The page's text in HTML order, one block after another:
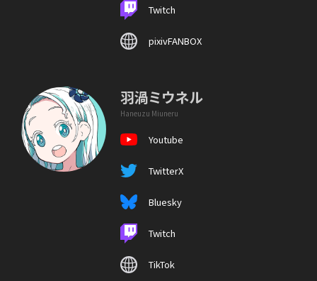
Twitch
pixivFANBOX
羽渦ミウネル
Haneuzu Miuneru
Youtube
TwitterX
Bluesky
Twitch
TikTok